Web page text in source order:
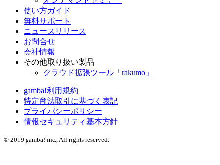
使い方ガイド
無料サポート
ニュースリリース
お問合せ
会社情報
その他取り扱い製品
クラウド拡張ツール「rakumo」
gamba!利用規約
特定商法取引に基づく表記
プライバシーポリシー
情報セキュリティ基本方針
© 2019 gamba! inc., All rights reserved.